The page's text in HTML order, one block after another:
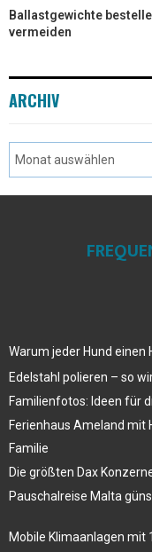
Ballastgewichte
vermeiden
ARCHIV
Warum jeder Hund einen
Edelstahl polieren – so
Familienfotos: Ideen für
Ferienhaus Ameland mit
Familie
Die größten Dax
Pauschalreise Malta
Mobile Klimaanlagen mit